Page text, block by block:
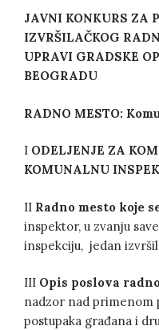
JAVNI KONKURS ZA
IZVRŠILAČKOG RADN
UPRAVI GRADSKE
BEOGRADU
RADNO MESTO:
I ODELJENJE ZA
KOMUNALNU
II Radno mesto koje
inspektor, u zvanju
inspekciju, jedan
III Opis poslova
nadzor nad primenom
postupaka građana i